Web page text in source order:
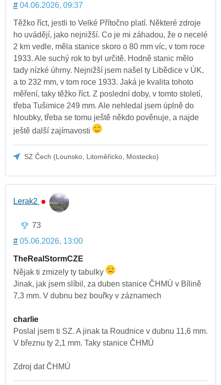
# 04.06.2026, 09:37
Těžko říct, jestli to Velké Přítočno platí. Některé zdroje
ho uvádějí, jako nejnižší. Co je mi záhadou, že o necelé
2 km vedle, měla stanice skoro o 80 mm víc, v tom roce
1933. Ale suchý rok to byl určitě. Hodně stanic mělo
tady nízké úhrny. Nejnižší jsem našel ty Libědice v ÚK,
a to 232 mm, v tom roce 1933. Jaká je kvalita tohoto
měření, taky těžko říct. Z poslední doby, v tomto století,
třeba Tušimice 249 mm. Ale nehledal jsem úplně do
hloubky, třeba se tomu ještě někdo pověnuje, a najde
ještě další zajímavosti
SZ Čech (Lounsko, Litoměřicko, Mostecko)
Lerak2
73
# 05.06.2026, 13:00
TheRealStormCZE
Nějak ti zmizely ty tabulky
Jinak, jak jsem slíbil, za duben stanice ČHMÚ v Bílině
7,3 mm. V dubnu bez bouřky v záznamech
charlie
Poslal jsem ti SZ. A jinak ta Roudnice v dubnu 11,6 mm.
V březnu ty 2,1 mm. Taky stanice ČHMÚ
Zdroj dat ČHMÚ